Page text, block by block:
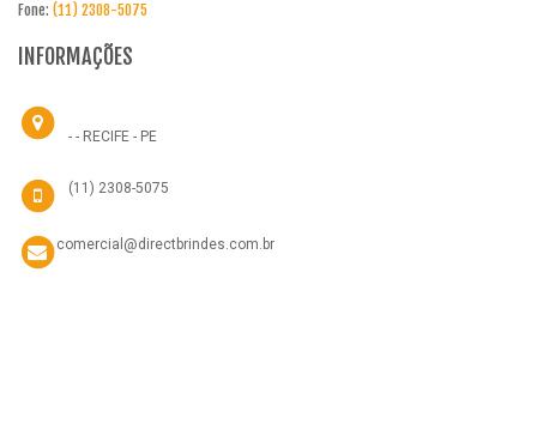
Fone: (11) 2308-5075
INFORMAÇÕES
- - RECIFE - PE
(11) 2308-5075
comercial@directbrindes.com.br